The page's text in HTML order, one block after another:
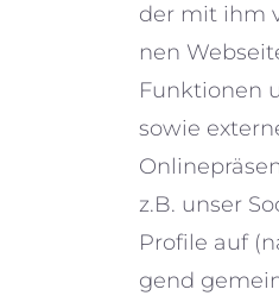
der mit ihm
nen
Funktionen
sowie
z.B. unser
Profile auf
gend